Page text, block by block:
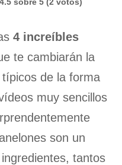
4 increíbles
te cambiarán la
de la forma
muy sencillos
son un
tantos